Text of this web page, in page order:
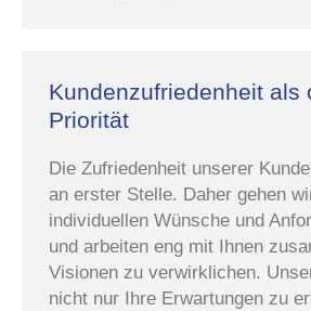
Kundenzufriedenheit als
Priorität
Die Zufriedenheit unserer
an erster Stelle. Daher gehen
individuellen Wünsche und
und arbeiten eng mit Ihnen
Visionen zu verwirklichen.
nicht nur Ihre Erwartungen zu